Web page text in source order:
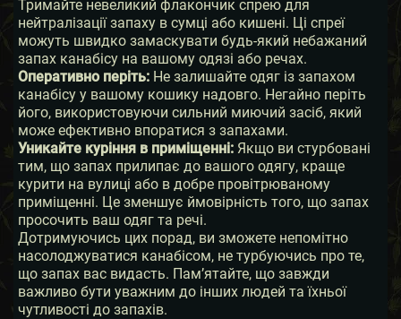
Тримайте невеликий флакончик спрею для
нейтралізації запаху в сумці або кишені. Ці спреї
можуть швидко замаскувати будь-який небажаний
запах канабісу на вашому одязі або речах.
Оперативно періть: Не залишайте одяг із запахом
канабісу у вашому кошику надовго. Негайно періть
його, використовуючи сильний миючий засіб, який
може ефективно впоратися з запахами.
Уникайте куріння в приміщенні: Якщо ви стурбовані
тим, що запах прилипає до вашого одягу, краще
курити на вулиці або в добре провітрюваному
приміщенні. Це зменшує ймовірність того, що запах
просочить ваш одяг та речі.
Дотримуючись цих порад, ви зможете непомітно
насолоджуватися канабісом, не турбуючись про те,
що запах вас видасть. Пам’ятайте, що завжди
важливо бути уважним до інших людей та їхньої
чутливості до запахів.